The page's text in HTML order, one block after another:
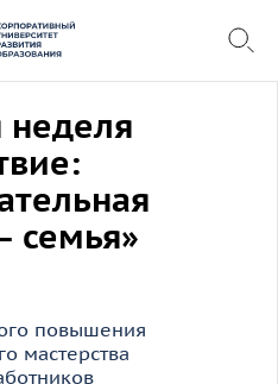
неделя
семья»
повышения
мастерства